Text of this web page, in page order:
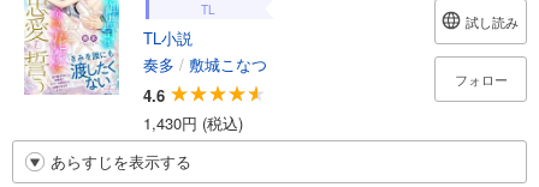
TL
TL小説
奏多 / 敷城こなつ
4.6
1,430円 (税込)
試し読み
フォロー
あらすじを表示する